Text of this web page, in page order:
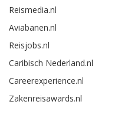
Reismedia.nl
Aviabanen.nl
Reisjobs.nl
Caribisch Nederland.nl
Careerexperience.nl
Zakenreisawards.nl